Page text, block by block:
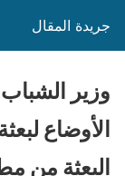
جريدة المقال
وزير
الأوضاع
البعثة من